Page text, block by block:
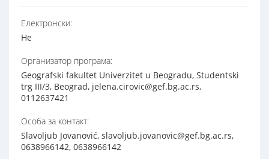
Електронски:
Не
Организатор програма:
Geografski fakultet Univerzitet u Beogradu, Studentski
trg III/3, Beograd, jelena.cirovic@gef.bg.ac.rs,
0112637421
Особа за контакт:
Slavoljub Jovanović, slavoljub.jovanovic@gef.bg.ac.rs,
0638966142, 0638966142